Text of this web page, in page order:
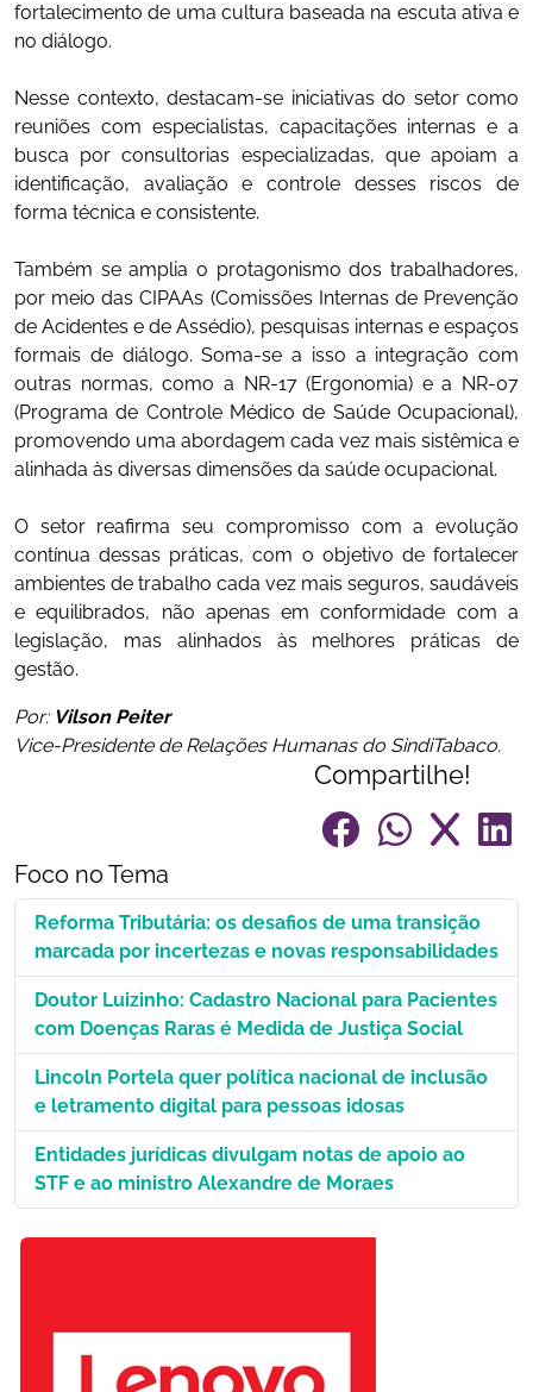
fortalecimento de uma cultura baseada na escuta ativa e
no diálogo.
Nesse contexto, destacam-se iniciativas do setor como
reuniões com especialistas, capacitações internas e a
busca por consultorias especializadas, que apoiam a
identificação, avaliação e controle desses riscos de
forma técnica e consistente.
Também se amplia o protagonismo dos trabalhadores,
por meio das CIPAAs (Comissões Internas de Prevenção
de Acidentes e de Assédio), pesquisas internas e espaços
formais de diálogo. Soma-se a isso a integração com
outras normas, como a NR‑17 (Ergonomia) e a NR‑07
(Programa de Controle Médico de Saúde Ocupacional),
promovendo uma abordagem cada vez mais sistêmica e
alinhada às diversas dimensões da saúde ocupacional.
O setor reafirma seu compromisso com a evolução
contínua dessas práticas, com o objetivo de fortalecer
ambientes de trabalho cada vez mais seguros, saudáveis
e equilibrados, não apenas em conformidade com a
legislação, mas alinhados às melhores práticas de
gestão.
Por: Vilson Peiter
Vice-Presidente de Relações Humanas do SindiTabaco.
Compartilhe!
Foco no Tema
Reforma Tributária: os desafios de uma transição
marcada por incertezas e novas responsabilidades
Doutor Luizinho: Cadastro Nacional para Pacientes
com Doenças Raras é Medida de Justiça Social
Lincoln Portela quer política nacional de inclusão
e letramento digital para pessoas idosas
Entidades jurídicas divulgam notas de apoio ao
STF e ao ministro Alexandre de Moraes